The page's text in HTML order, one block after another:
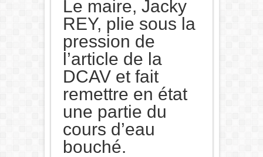
Le maire, Jacky
REY, plie sous la
pression de
l’article de la
DCAV et fait
remettre en état
une partie du
cours d’eau
bouché.